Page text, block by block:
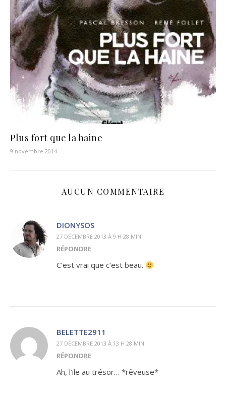
Plus fort que la haine
9 novembre 2014
AUCUN COMMENTAIRE
DIONYSOS
27 DÉCEMBRE 2013 À 9 H 28 MIN
RÉPONDRE
C’est vrai que c’est beau.
BELETTE2911
27 DÉCEMBRE 2013 À 13 H 28 MIN
RÉPONDRE
Ah, l’ile au trésor… *rêveuse*